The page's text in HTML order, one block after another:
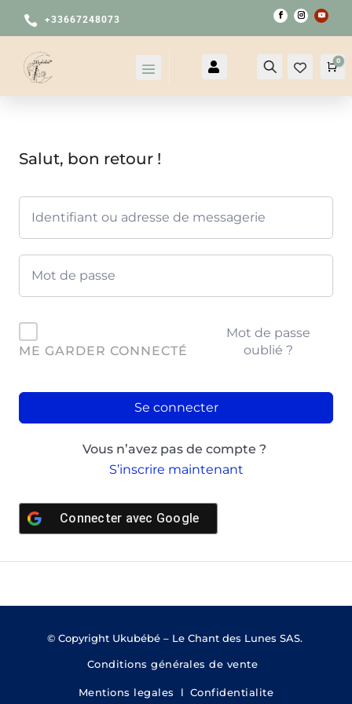
 +33667248073
 Recherche 0
Salut, bon retour !
ME GARDER CONNECTÉ
Mot de passe
oublié ?
Se connecter
Vous n’avez pas de compte ?
S’inscrire maintenant
Connecter avec Google
© Copyright Ukubébé – Le Chant des Lunes SAS.
Conditions générales de vente
Mentions legales l Confidentialite